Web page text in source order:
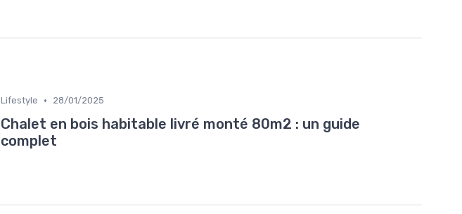
Lifestyle • 28/01/2025
Chalet en bois habitable livré monté 80m2 : un guide
complet